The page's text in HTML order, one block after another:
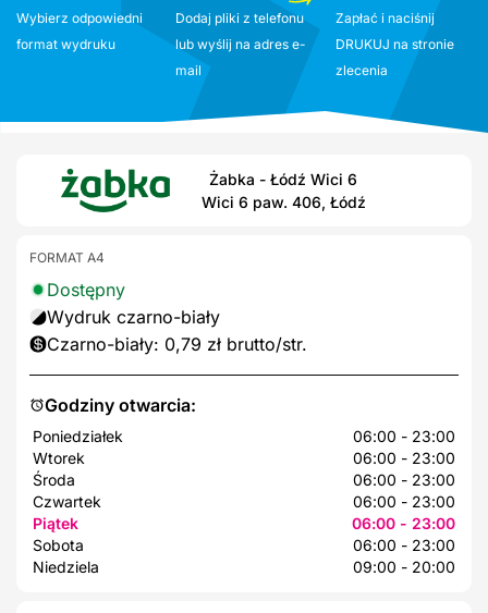
Wybierz odpowiedni
format wydruku
Dodaj pliki z telefonu
lub wyślij na adres e-
mail
Zapłać i naciśnij
DRUKUJ na stronie
zlecenia
Żabka - Łódź Wici 6
Wici 6 paw. 406, Łódź
Godziny otwarcia:
Poniedziałek
06:00 - 23:00
Wtorek
06:00 - 23:00
Środa
06:00 - 23:00
Czwartek
06:00 - 23:00
Piątek
06:00 - 23:00
Sobota
06:00 - 23:00
Niedziela
09:00 - 20:00
FORMAT A4
Dostępny
Wydruk czarno-biały
Czarno-biały: 0,79 zł brutto/str.